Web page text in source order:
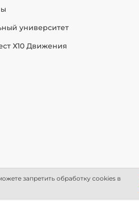
университет
Х10 Движения
запретить обработку сookies в